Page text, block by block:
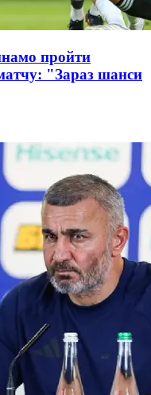
пройти
"Зараз шанси